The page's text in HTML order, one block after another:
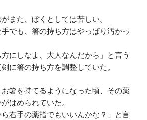
また、ぼくとしては苦しい。
でも、箸の持ち方はやっぱり汚かっ
にしなよ、大人なんだから」と言う
に箸の持ち方を調整していた。
箸を持てるようになった頃、その薬
はめられていた。
右手の薬指でもいいんかな？」と言